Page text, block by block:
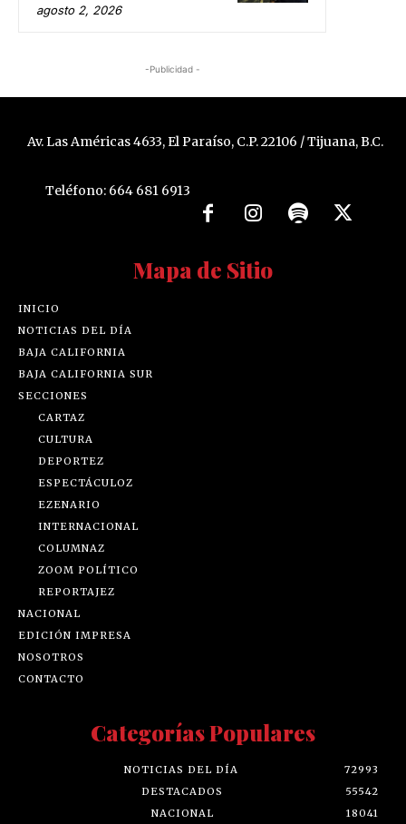
agosto 2, 2026
-Publicidad -
Av. Las Américas 4633, El Paraíso, C.P. 22106 / Tijuana, B.C.
Teléfono: 664 681 6913
Mapa de Sitio
INICIO
NOTICIAS DEL DÍA
BAJA CALIFORNIA
BAJA CALIFORNIA SUR
SECCIONES
CARTAZ
CULTURA
DEPORTEZ
ESPECTÁCULOZ
EZENARIO
INTERNACIONAL
COLUMNAZ
ZOOM POLÍTICO
REPORTAJEZ
NACIONAL
EDICIÓN IMPRESA
NOSOTROS
CONTACTO
Categorías Populares
NOTICIAS DEL DÍA
72993
DESTACADOS
55542
NACIONAL
18041